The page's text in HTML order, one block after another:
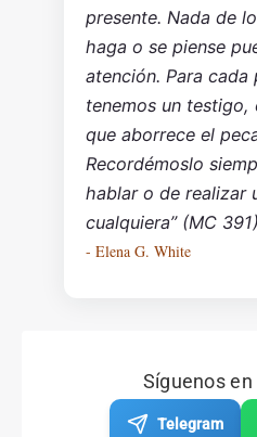
presente. Nada de
haga o se piense
atención. Para cada
tenemos un testigo,
que aborrece el
Recordémoslo
hablar o de realizar
cualquiera” (MC
- Elena G. White
Síguenos
Telegram